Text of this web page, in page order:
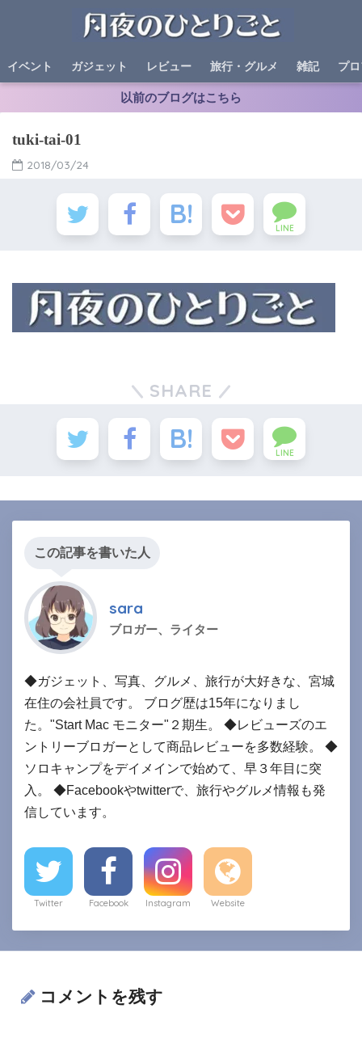
イベント ガジェット レビュー 旅行・グルメ 雑記 プ
以前のブログはこちら
tuki-tai-01
2018/03/24
LINE
SHARE
LINE
この記事を書いた人
sara
ブロガー、ライター
◆ガジェット、写真、グルメ、旅行が大好きな、宮城
在住の会社員です。 ブログ歴は15年になりまし
た。"Start Mac モニター"２期生。 ◆レビューズのエ
ントリーブロガーとして商品レビューを多数経験。 ◆
ソロキャンプをデイメインで始めて、早３年目に突
入。 ◆Facebookやtwitterで、旅行やグルメ情報も発
信しています。
Twitter Facebook Instagram Website
コメントを残す